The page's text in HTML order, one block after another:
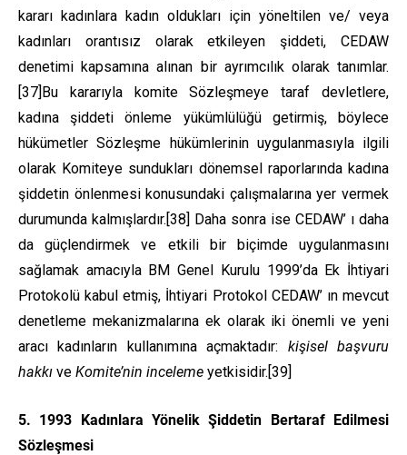
kararı kadınlara kadın oldukları için yöneltilen ve/ veya
kadınları orantısız olarak etkileyen şiddeti, CEDAW
denetimi kapsamına alınan bir ayrımcılık olarak tanımlar.
[37]Bu kararıyla komite Sözleşmeye taraf devletlere,
kadına şiddeti önleme yükümlülüğü getirmiş, böylece
hükümetler Sözleşme hükümlerinin uygulanmasıyla ilgili
olarak Komiteye sundukları dönemsel raporlarında kadına
şiddetin önlenmesi konusundaki çalışmalarına yer vermek
durumunda kalmışlardır.[38] Daha sonra ise CEDAW’ ı daha
da güçlendirmek ve etkili bir biçimde uygulanmasını
sağlamak amacıyla BM Genel Kurulu 1999’da Ek İhtiyari
Protokolü kabul etmiş, İhtiyari Protokol CEDAW’ ın mevcut
denetleme mekanizmalarına ek olarak iki önemli ve yeni
aracı kadınların kullanımına açmaktadır: kişisel başvuru
hakkı ve Komite’nin inceleme yetkisidir.[39]
5. 1993 Kadınlara Yönelik Şiddetin Bertaraf Edilmesi
Sözleşmesi